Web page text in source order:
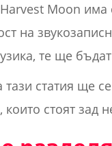
Moon има
на
те ще
тази статия ще
които стоят зад